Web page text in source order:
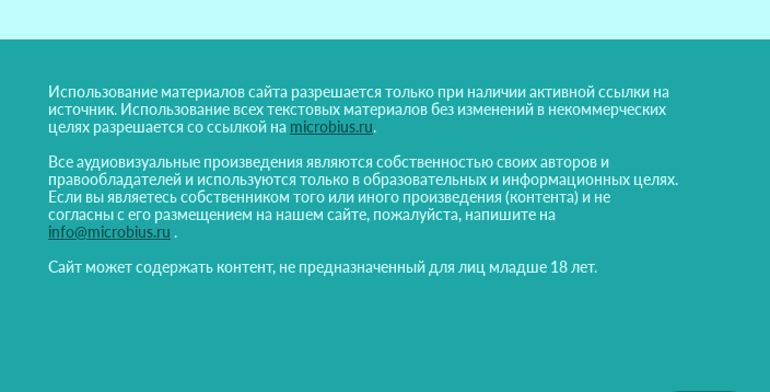
Использование материалов сайта разрешается только при наличии активной ссылки на
источник. Использование всех текстовых материалов без изменений в некоммерческих
целях разрешается со ссылкой на microbius.ru.
Все аудиовизуальные произведения являются собственностью своих авторов и
правообладателей и используются только в образовательных и информационных целях.
Если вы являетесь собственником того или иного произведения (контента) и не
согласны с его размещением на нашем сайте, пожалуйста, напишите на
info@microbius.ru .
Сайт может содержать контент, не предназначенный для лиц младше 18 лет.